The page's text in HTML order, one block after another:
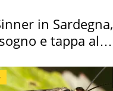
in Sardegna,
e tappa al